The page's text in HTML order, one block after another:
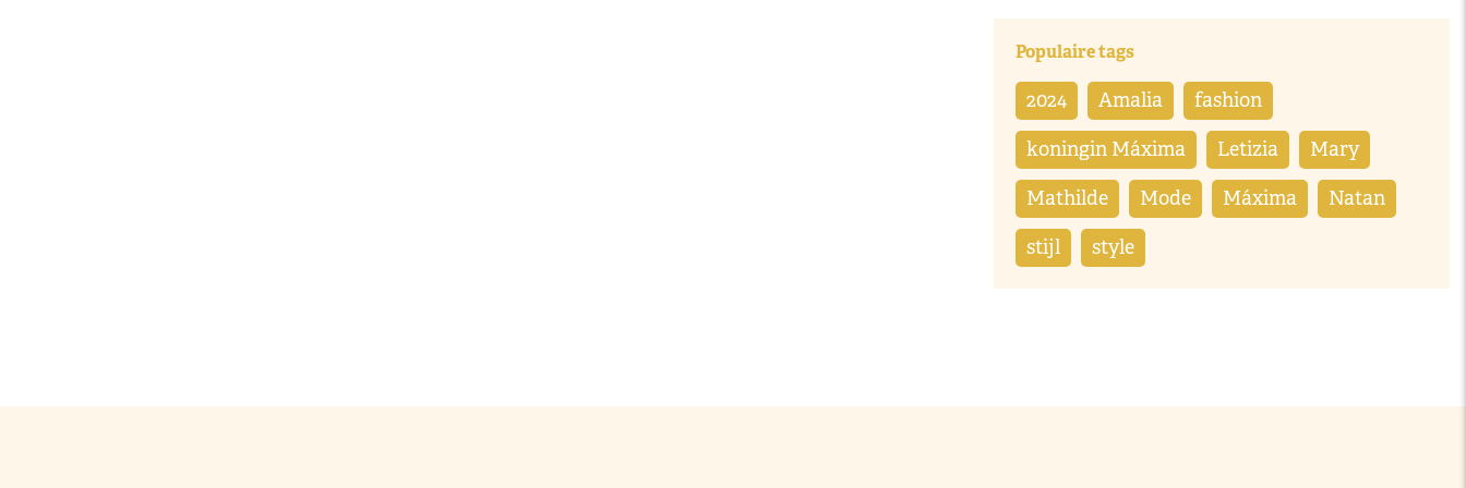
Populaire tags
2024 Amalia fashion
koningin Máxima Letizia Mary
Mathilde Mode Máxima Natan
stijl style